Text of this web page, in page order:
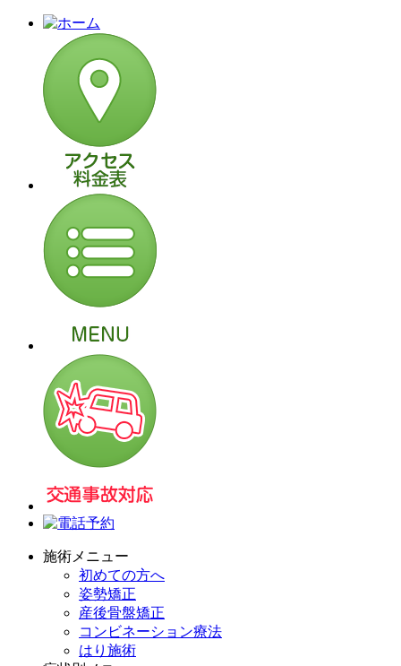
施術メニュー
初めての方へ
姿勢矯正
産後骨盤矯正
コンビネーション療法
はり施術